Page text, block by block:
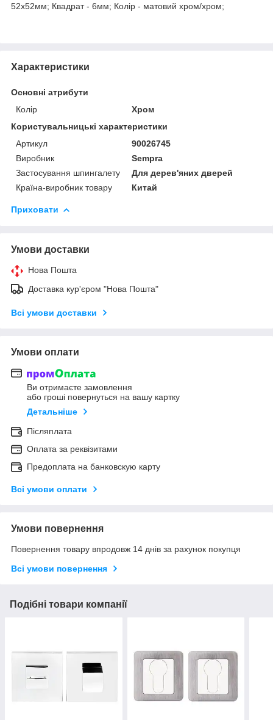
52х52мм; Квадрат - 6мм; Колір - матовий хром/хром;
Характеристики
Основні атрибути
Колір
Хром
Користувальницькі характеристики
Артикул
90026745
Виробник
Sempra
Застосування шпингалету
Для дерев'яних дверей
Країна-виробник товару
Китай
Приховати
Умови доставки
Нова Пошта
Доставка кур'єром "Нова Пошта"
Всі умови доставки
Умови оплати
Ви отримаєте замовлення
або гроші повернуться на вашу картку
Детальніше
Післяплата
Оплата за реквізитами
Предоплата на банковскую карту
Всі умови оплати
Умови повернення
Повернення товару впродовж 14 днів за рахунок покупця
Всі умови повернення
Подібні товари компанії